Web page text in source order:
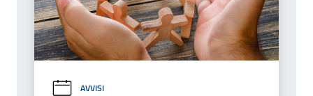
AVVISI